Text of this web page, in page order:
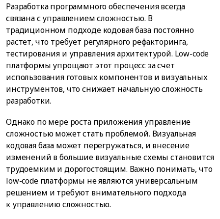
Разработка программного обеспечения всегда
связана с управлением сложностью. В
традиционном подходе кодовая база постоянно
растет, что требует регулярного рефакторинга,
тестирования и управления архитектурой. Low-code
платформы упрощают этот процесс за счет
использования готовых компонентов и визуальных
инструментов, что снижает начальную сложность
разработки.
Однако по мере роста приложения управление
сложностью может стать проблемой. Визуальная
кодовая база может перегружаться, и внесение
изменений в большие визуальные схемы становится
трудоемким и дорогостоящим. Важно понимать, что
low-code платформы не являются универсальным
решением и требуют внимательного подхода
к управлению сложностью.